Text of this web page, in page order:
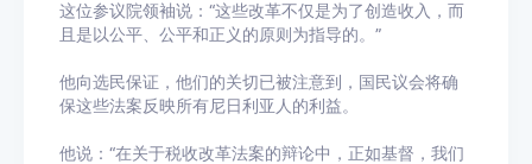
这位参议院领袖说：“这些改革不仅是为了创造收入，而
且是以公平、公平和正义的原则为指导的。”
他向选民保证，他们的关切已被注意到，国民议会将确
保这些法案反映所有尼日利亚人的利益。
他说：“在关于税收改革法案的辩论中，正如基督，我们